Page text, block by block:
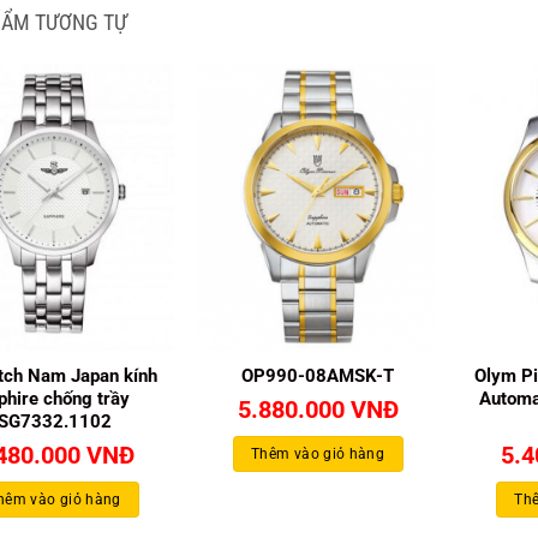
TƯƠNG TỰ
Nam Japan kính
chống trầy
VNĐ.
VNĐGiá
hiện
là:
vào giỏ hàng
OP990-08AMSK-T
5.880.000 VNĐ
Thêm vào giỏ hàng
Olym